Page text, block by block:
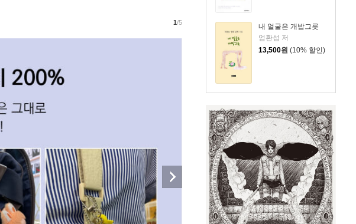
내 얼굴은 개밥그릇
엄환섭 저
13,500원 (10% 할인)
1/5